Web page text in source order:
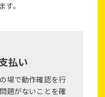
す。
払い
場で動作確認を行
題がないことを確